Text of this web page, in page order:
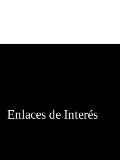
Enlaces de Interés